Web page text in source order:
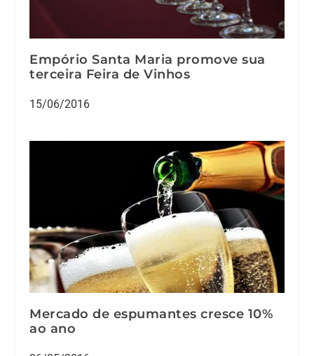
Empório Santa Maria promove sua
terceira Feira de Vinhos
15/06/2016
Mercado de espumantes cresce 10%
ao ano